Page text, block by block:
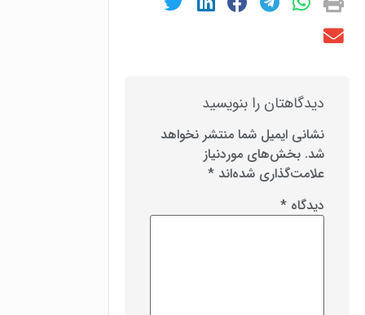
دیدگاهتان را بنویسید
نشانی ایمیل شما منتشر نخواهد
شد. بخش‌های موردنیاز
علامت‌گذاری شده‌اند *
دیدگاه *